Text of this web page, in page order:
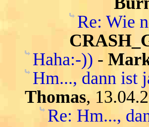
Re: Wie
Haha:-)) -
Hm..., dann ist
Thomas,
Re: Hm...,